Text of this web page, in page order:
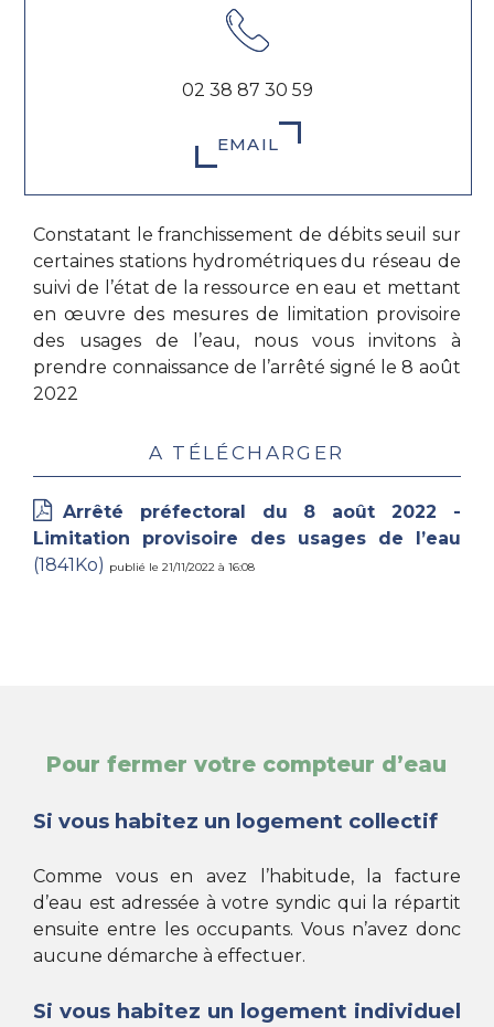
02 38 87 30 59
EMAIL
Constatant le franchissement de débits seuil sur
certaines stations hydrométriques du réseau de
suivi de l’état de la ressource en eau et mettant
en œuvre des mesures de limitation provisoire
des usages de l’eau, nous vous invitons à
prendre connaissance de l’arrêté signé le 8 août
2022
A télécharger
Arrêté préfectoral du 8 août 2022 -
Limitation provisoire des usages de l’eau
(1841Ko) publié le 21/11/2022 à 16:08
Pour fermer votre compteur d’eau
Si vous habitez un logement collectif
Comme vous en avez l’habitude, la facture
d’eau est adressée à votre syndic qui la répartit
ensuite entre les occupants. Vous n’avez donc
aucune démarche à effectuer.
Si vous habitez un logement individuel